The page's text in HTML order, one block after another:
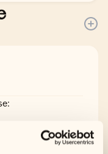
um orçamento